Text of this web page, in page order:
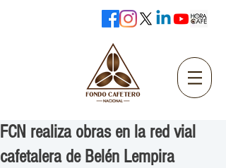
FCN realiza obras en la red vial
cafetalera de Belén Lempira